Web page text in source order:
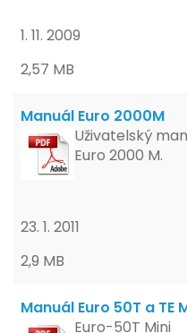
1. 11. 2009
2,57 MB
Manuál Euro 2000M
Uživatelský
Euro 2000 M.
23. 1. 2011
2,9 MB
Manuál Euro 50T a TE
Euro-50T Mini